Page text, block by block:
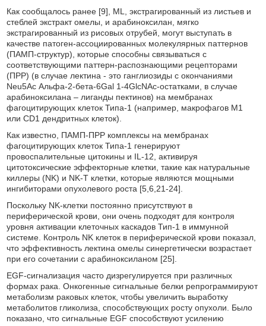
Как сообщалось ранее [9], ML, экстрагированный из листьев и
стеблей экстракт омелы, и арабиноксилан, мягко
экстрагированный из рисовых отрубей, могут выступать в
качестве патоген-ассоциированных молекулярных паттернов
(ПАМП-структур), которые способны связываться с
соответствующими паттерн-распознающими рецепторами
(ПРР) (в случае лектина - это ганглиозиды с окончаниями
Neu5Ac Альфа-2-бета-6Gal 1-4GlcNAc-остатками, в случае
арабиноксилана – лиганды пектинов) на мембранах
фагоцитирующих клеток Типа-1 (например, макрофагов М1
или CD1 дендритных клеток).
Как известно, ПАМП-ПРР комплексы на мембранах
фагоцитирующих клеток Типа-1 генерируют
провоспалительные цитокины и IL-12, активируя
цитотоксические эффекторные клетки, такие как натуральные
киллеры (NK) и NK-T клетки, которые являются мощными
ингибиторами опухолевого роста [5,6,21-24].
Поскольку NK-клетки постоянно присутствуют в
периферической крови, они очень подходят для контроля
уровня активации клеточных каскадов Тип-1 в иммунной
системе. Контроль NK клеток в периферической крови показал,
что эффективность лектина омелы синергетически возрастает
при его сочетании с арабиноксиланом [25].
EGF-сигнализация часто дизрегулируется при различных
формах рака. Онкогенные сигнальные белки репрограммируют
метаболизм раковых клеток, чтобы увеличить выработку
метаболитов гликолиза, способствующих росту опухоли. Было
показано, что сигнальные EGF способствуют усилению